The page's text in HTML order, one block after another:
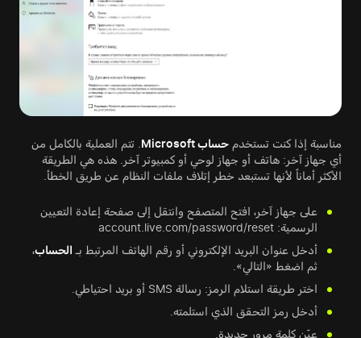
مناسبة إذا كنت تستخدم حساب Microsoft
. تتم العملية بالكامل من
أي جهاز آخر: هاتف أو جهاز لوحي أو كمبيوتر آخر. هذه هي الطريقة
الأكثر أماناً لأنها تستبعد خطر إتلاف ملفات النظام عن طريق الخطأ.
على جهاز آخر، افتح المتصفح وانتقل إلى صفحة إعادة التعيين
الرسمية: account.live.com/password/reset
أدخل عنوان البريد الإلكتروني أو رقم الهاتف المرتبط بـ الحساب،
ثم اضغط «التالي».
اختر طريقة استلام الرمز: رسالة SMS أو بريد احتياطي.
أدخل رمز التحقق الذي استلمته.
عيّن كلمة مرور جديدة.